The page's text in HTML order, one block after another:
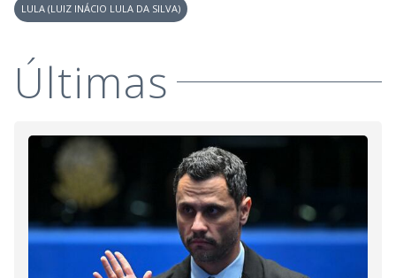
LULA (LUIZ INÁCIO LULA DA SILVA)
Últimas